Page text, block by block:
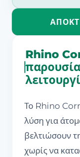
Rhino
Το Rhino
λύση για
βελτιώσουν
χωρίς να